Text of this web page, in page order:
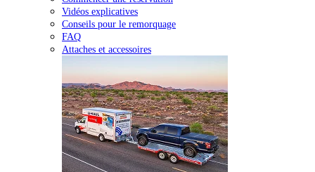
Vidéos explicatives
Conseils pour le remorquage
FAQ
Attaches et accessoires